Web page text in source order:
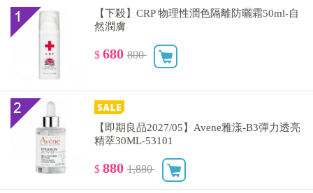
【下殺】CRP 物理性潤色隔離防曬霜50ml-自
然潤膚
$ 680 800
【即期良品2027/05】Avene雅漾-B3彈力透亮
精萃30ML-53101
$ 880 1,880